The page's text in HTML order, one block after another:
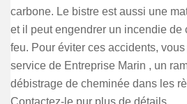
carbone. Le bistre est aussi une
et il peut engendrer un incendie de
feu. Pour éviter ces accidents,
service de Entreprise Marin , un
débistrage de cheminée dans les
Contactez-le pur plus de détails.